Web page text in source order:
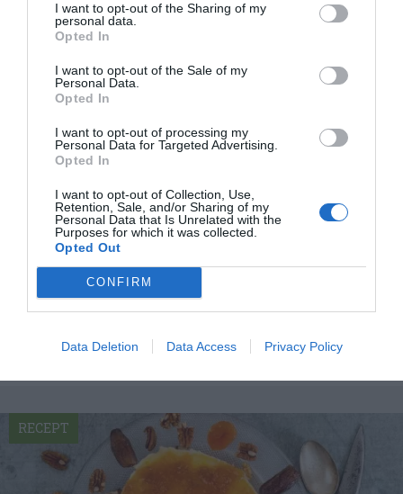
I want to opt-out of the Sharing of my
personal data.
Opted In
I want to opt-out of the Sale of my
Personal Data.
Opted In
I want to opt-out of processing my
Personal Data for Targeted Advertising.
Opted In
I want to opt-out of Collection, Use,
Retention, Sale, and/or Sharing of my
Personal Data that Is Unrelated with the
Purposes for which it was collected.
Opted Out
CONFIRM
Data Deletion Data Access Privacy Policy
Fikonmarmelad
Hemgjord fikonmarmelad passar jättebra till fina
ostbrickan såväl som frukostfrallan , scones eller...
RECEPT